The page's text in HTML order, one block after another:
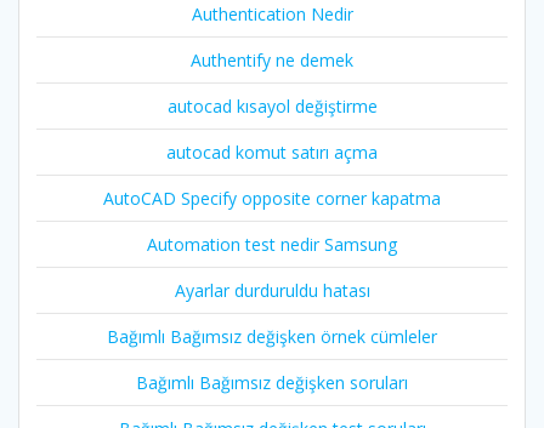
Authentication Nedir
Authentify ne demek
autocad kısayol değiştirme
autocad komut satırı açma
AutoCAD Specify opposite corner kapatma
Automation test nedir Samsung
Ayarlar durduruldu hatası
Bağımlı Bağımsız değişken örnek cümleler
Bağımlı Bağımsız değişken soruları